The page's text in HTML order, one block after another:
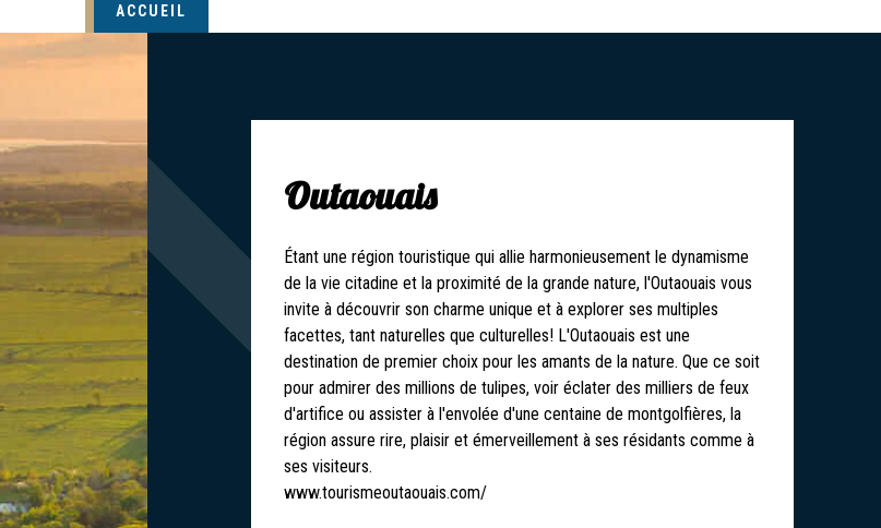
ACCUEIL
Outaouais
Étant une région touristique qui allie harmonieusement le dynamisme
de la vie citadine et la proximité de la grande nature, l'Outaouais vous
invite à découvrir son charme unique et à explorer ses multiples
facettes, tant naturelles que culturelles! L'Outaouais est une
destination de premier choix pour les amants de la nature. Que ce soit
pour admirer des millions de tulipes, voir éclater des milliers de feux
d'artifice ou assister à l'envolée d'une centaine de montgolfières, la
région assure rire, plaisir et émerveillement à ses résidants comme à
ses visiteurs.
www.tourismeoutaouais.com/